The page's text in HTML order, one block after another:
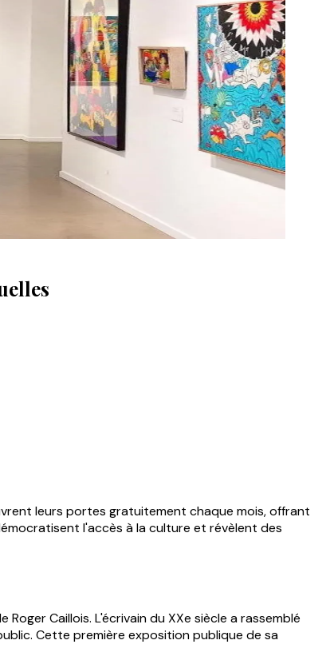
leurs portes gratuitement chaque mois, offrant
l'accès à la culture et révèlent des
Caillois. L'écrivain du XXe siècle a rassemblé
Cette première exposition publique de sa